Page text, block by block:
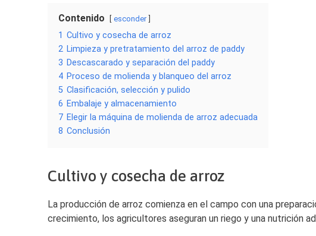
Contenido esconder
1 Cultivo y cosecha de arroz
2 Limpieza y pretratamiento del arroz de paddy
3 Descascarado y separación del paddy
4 Proceso de molienda y blanqueo del arroz
5 Clasificación, selección y pulido
6 Embalaje y almacenamiento
7 Elegir la máquina de molienda de arroz adecuada
8 Conclusión
Cultivo y cosecha de arroz
La producción de arroz comienza en el campo con una
crecimiento, los agricultores aseguran un riego y una nutrición